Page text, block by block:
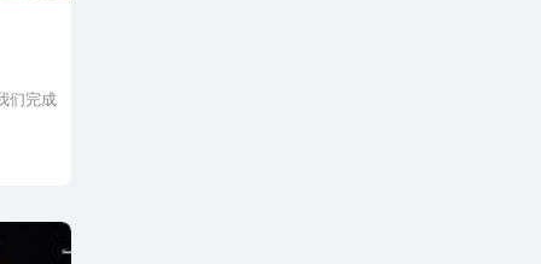
们完成